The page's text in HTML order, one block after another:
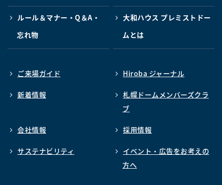
ルール＆マナー・Q＆A・
忘れ物
大和ハウス プレミストドー
ムとは
ご来場ガイド Hiroba ジャーナル
新着情報
札幌ドームメンバーズクラ
ブ
会社情報 採用情報
サステナビリティ
イベント・広告をお考えの
方へ